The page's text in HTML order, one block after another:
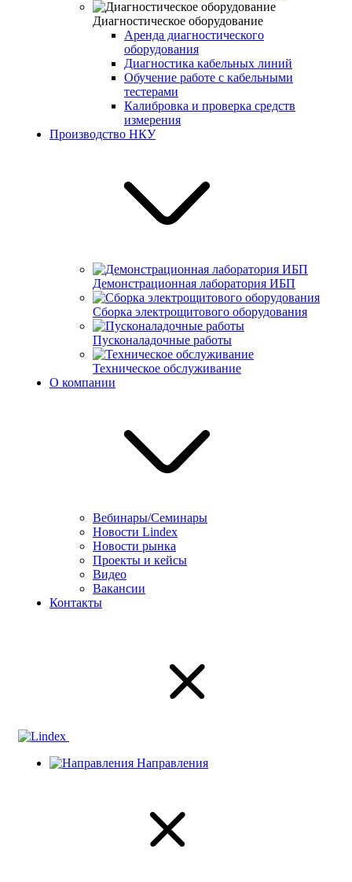
Диагностическое оборудование
Аренда диагностического
оборудования
Диагностика кабельных линий
Обучение работе с кабельными
тестерами
Калибровка и проверка средств
измерения
Производство НКУ
Демонстрационная лаборатория ИБП
Сборка электрощитового оборудования
Пусконаладочные работы
Техническое обслуживание
О компании
Вебинары/Семинары
Новости Lindex
Новости рынка
Проекты и кейсы
Видео
Вакансии
Контакты
Направления